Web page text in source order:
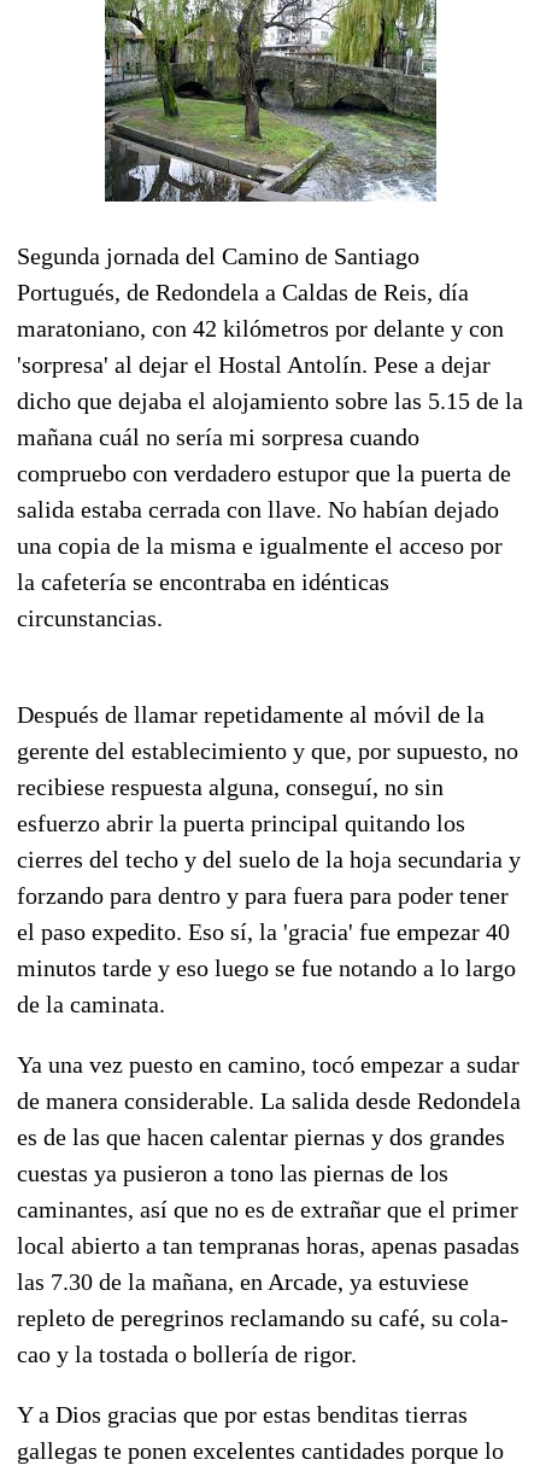
Segunda jornada del Camino de Santiago
Portugués, de Redondela a Caldas de Reis, día
maratoniano, con 42 kilómetros por delante y con
'sorpresa' al dejar el Hostal Antolín. Pese a dejar
dicho que dejaba el alojamiento sobre las 5.15 de la
mañana cuál no sería mi sorpresa cuando
compruebo con verdadero estupor que la puerta de
salida estaba cerrada con llave. No habían dejado
una copia de la misma e igualmente el acceso por
la cafetería se encontraba en idénticas
circunstancias.
Después de llamar repetidamente al móvil de la
gerente del establecimiento y que, por supuesto, no
recibiese respuesta alguna, conseguí, no sin
esfuerzo abrir la puerta principal quitando los
cierres del techo y del suelo de la hoja secundaria y
forzando para dentro y para fuera para poder tener
el paso expedito. Eso sí, la 'gracia' fue empezar 40
minutos tarde y eso luego se fue notando a lo largo
de la caminata.
Ya una vez puesto en camino, tocó empezar a sudar
de manera considerable. La salida desde Redondela
es de las que hacen calentar piernas y dos grandes
cuestas ya pusieron a tono las piernas de los
caminantes, así que no es de extrañar que el primer
local abierto a tan tempranas horas, apenas pasadas
las 7.30 de la mañana, en Arcade, ya estuviese
repleto de peregrinos reclamando su café, su cola-
cao y la tostada o bollería de rigor.
Y a Dios gracias que por estas benditas tierras
gallegas te ponen excelentes cantidades porque lo